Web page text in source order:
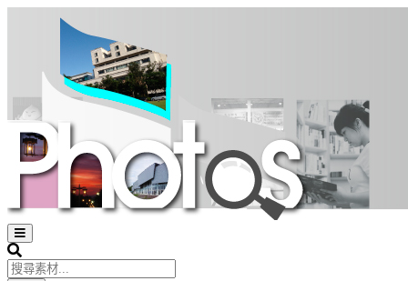
Open
sidebar
Search